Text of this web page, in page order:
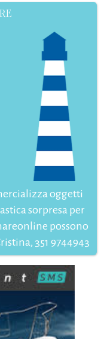
oggetti
sorpresa per
possono
351 9744943